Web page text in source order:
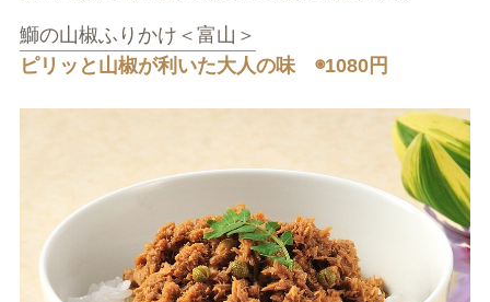
鰤の山椒ふりかけ＜富山＞
ピリッと山椒が利いた大人の味 ◉1080円